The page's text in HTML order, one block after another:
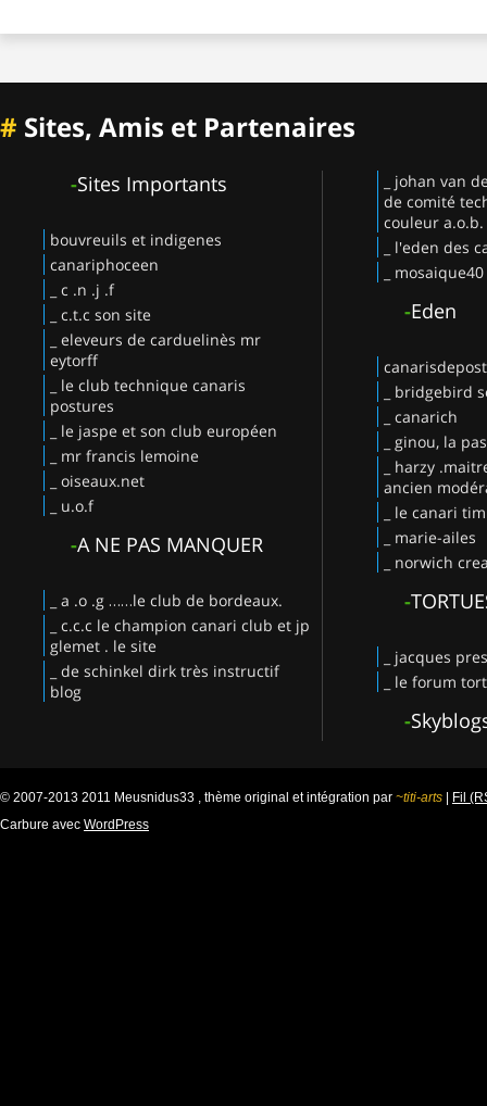
# Sites, Amis et Partenaires
-Sites Importants
bouvreuils et indigenes
canariphoceen
_ c .n .j .f
_ c.t.c son site
_ eleveurs de carduelinès mr
eytorff
_ le club technique canaris
postures
_ le jaspe et son club européen
_ mr francis lemoine
_ oiseaux.net
_ u.o.f
-A NE PAS MANQUER
_ a .o .g ……le club de bordeaux.
_ c.c.c le champion canari club et jp
glemet . le site
_ de schinkel dirk très instructif
blog
_ johan van
de comité
couleur a.o.b.
_ l'eden des
_ mosaique40
-Eden
_ bridgebird
_ canarich
_ ginou, la
_ harzy
ancien
_ le canari
_ marie-ailes
_ norwich
-
_ jacques
_ le forum
-
© 2007-2013 2011 Meusnidus33 , thème original et intégration par ~titi-arts | Fil
Carbure avec WordPress